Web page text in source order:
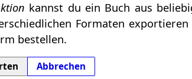
kannst du ein Buch aus
Formaten exportieren
bestellen.
Abbrechen